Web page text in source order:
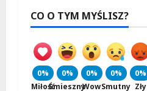
CO O TYM MYŚLISZ?
0%
Miłość
0%
Śmieszny
0%
Wow
0%
Smutny
0%
Zły